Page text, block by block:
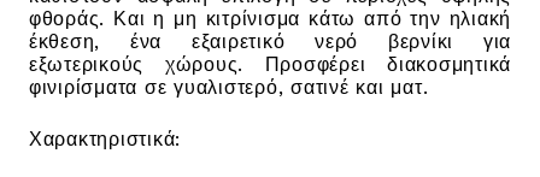
φθοράς. Και η μη κιτρίνισμα κάτω από την ηλιακή
έκθεση, ένα εξαιρετικό νερό βερνίκι για
εξωτερικούς χώρους. Προσφέρει διακοσμητικά
φινιρίσματα σε γυαλιστερό, σατινέ και ματ.
Χαρακτηριστικά: